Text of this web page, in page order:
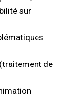
sur
de